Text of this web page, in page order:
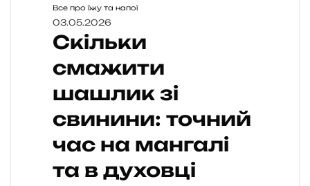
Все про їжу та напої
03.05.2026
Скільки
смажити
шашлик зі
свинини: точний
час на мангалі
та в духовці